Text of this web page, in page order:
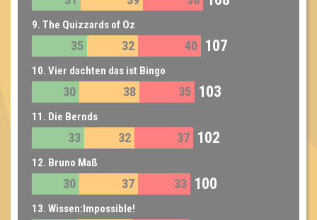
9. The Quizzards of Oz
35 32 40 107
10. Vier dachten das ist Bingo
30 38 35 103
11. Die Bernds
33 32 37 102
12. Bruno Maß
30 37 33 100
13. Wissen:Impossible!